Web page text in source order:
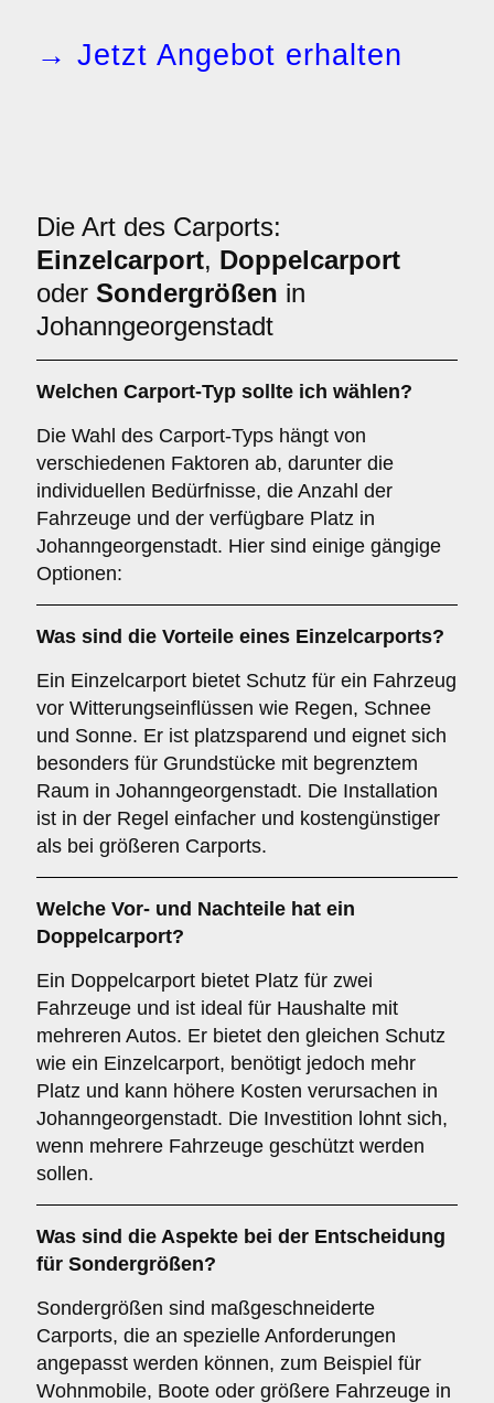
→ Jetzt Angebot erhalten
Die Art des Carports:
Einzelcarport, Doppelcarport
oder Sondergrößen in
Johanngeorgenstadt
Welchen Carport-Typ sollte ich wählen?
Die Wahl des Carport-Typs hängt von
verschiedenen Faktoren ab, darunter die
individuellen Bedürfnisse, die Anzahl der
Fahrzeuge und der verfügbare Platz in
Johanngeorgenstadt. Hier sind einige gängige
Optionen:
Was sind die Vorteile eines Einzelcarports?
Ein Einzelcarport bietet Schutz für ein Fahrzeug
vor Witterungseinflüssen wie Regen, Schnee
und Sonne. Er ist platzsparend und eignet sich
besonders für Grundstücke mit begrenztem
Raum in Johanngeorgenstadt. Die Installation
ist in der Regel einfacher und kostengünstiger
als bei größeren Carports.
Welche Vor- und Nachteile hat ein
Doppelcarport?
Ein Doppelcarport bietet Platz für zwei
Fahrzeuge und ist ideal für Haushalte mit
mehreren Autos. Er bietet den gleichen Schutz
wie ein Einzelcarport, benötigt jedoch mehr
Platz und kann höhere Kosten verursachen in
Johanngeorgenstadt. Die Investition lohnt sich,
wenn mehrere Fahrzeuge geschützt werden
sollen.
Was sind die Aspekte bei der Entscheidung
für Sondergrößen?
Sondergrößen sind maßgeschneiderte
Carports, die an spezielle Anforderungen
angepasst werden können, zum Beispiel für
Wohnmobile, Boote oder größere Fahrzeuge in